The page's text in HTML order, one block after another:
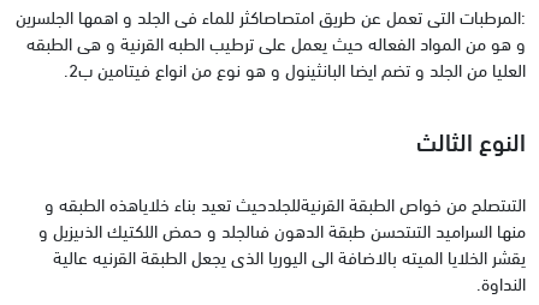
:المرطبات التى تعمل عن طريق امتصاصاكثر للماء فى الجلد و اهمها الجلسرين
و هو من المواد الفعاله حيث يعمل على ترطيب الطبه القرنية و هى الطبقه
العليا من الجلد و تضم ايضا البانثينول و هو نوع من انواع فيتامين ب2.
النوع الثالث
التىتصلح من خواص الطبقة القرنيةللجلدحيث تعيد بناء خلاياهذه الطبقه و
منها السراميد التىتحسن طبقة الدهون فىالجلد و حمض اللكتيك الذىيزيل و
يقشر الخلايا الميته بالاضافة الى اليوريا الذى يجعل الطبقة القرنيه عالية
النداوة.